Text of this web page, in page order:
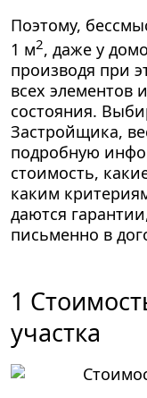
Поэтому,
1 м2, даже у
производя при
всех элементов
состояния. Выбирая готовый дом, или
Застройщика,
подробную
стоимость,
каким критериям
даются
письменно в
1
участка